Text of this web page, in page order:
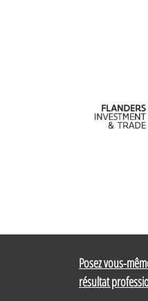
Posez vous-
résultat